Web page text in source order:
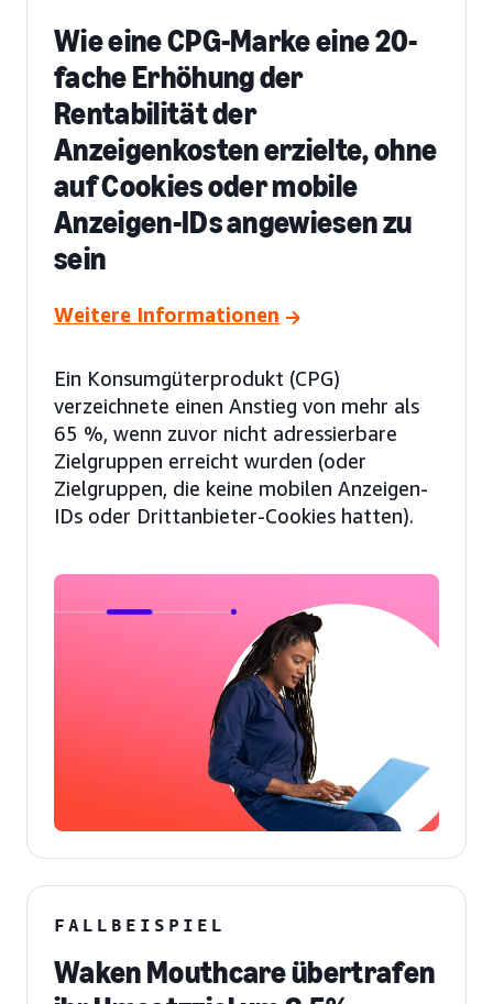
Wie eine CPG-Marke eine 20-
fache Erhöhung der
Rentabilität der
Anzeigenkosten erzielte, ohne
auf Cookies oder mobile
Anzeigen-IDs angewiesen zu
sein
Weitere Informationen
Ein Konsumgüterprodukt (CPG)
verzeichnete einen Anstieg von mehr als
65 %, wenn zuvor nicht adressierbare
Zielgruppen erreicht wurden (oder
Zielgruppen, die keine mobilen Anzeigen-
IDs oder Drittanbieter-Cookies hatten).
FALLBEISPIEL
Waken Mouthcare übertrafen